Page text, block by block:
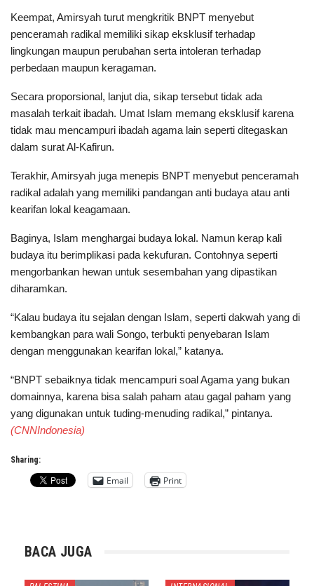
Keempat, Amirsyah turut mengkritik BNPT menyebut
penceramah radikal memiliki sikap eksklusif terhadap
lingkungan maupun perubahan serta intoleran terhadap
perbedaan maupun keragaman.
Secara proporsional, lanjut dia, sikap tersebut tidak ada
masalah terkait ibadah. Umat Islam memang eksklusif karena
tidak mau mencampuri ibadah agama lain seperti ditegaskan
dalam surat Al-Kafirun.
Terakhir, Amirsyah juga menepis BNPT menyebut penceramah
radikal adalah yang memiliki pandangan anti budaya atau anti
kearifan lokal keagamaan.
Baginya, Islam menghargai budaya lokal. Namun kerap kali
budaya itu berimplikasi pada kekufuran. Contohnya seperti
mengorbankan hewan untuk sesembahan yang dipastikan
diharamkan.
“Kalau budaya itu sejalan dengan Islam, seperti dakwah yang di
kembangkan para wali Songo, terbukti penyebaran Islam
dengan menggunakan kearifan lokal,” katanya.
“BNPT sebaiknya tidak mencampuri soal Agama yang bukan
domainnya, karena bisa salah paham atau gagal paham yang
yang digunakan untuk tuding-menuding radikal,” pintanya.
(CNNIndonesia)
Sharing:
Email Print
BACA JUGA